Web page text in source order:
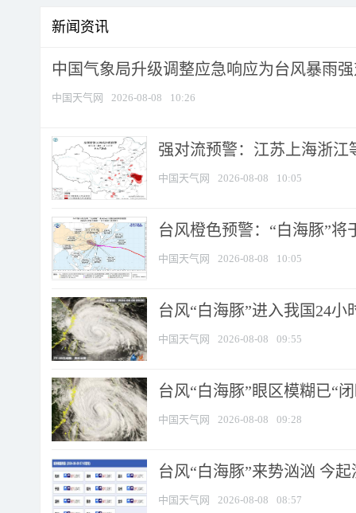
新闻资讯
中国气象局升级调整应急响应为台风暴雨
中国天气网 2026-08-08 10:26
强对流预警：江苏上海浙江
中国天气网 2026-08-08 10:05
台风橙色预警：“白海豚”将
中国天气网 2026-08-08 10:05
台风“白海豚”进入我国24
中国天气网 2026-08-08 09:55
台风“白海豚”眼区模糊已“
中国天气网 2026-08-08 09:28
台风“白海豚”来势汹汹 今
中国天气网 2026-08-08 08:57